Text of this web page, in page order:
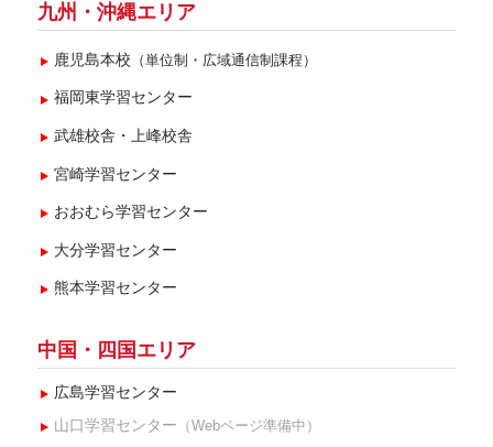
九州・沖縄エリア
鹿児島本校 （単位制・広域通信制課程）
福岡東学習センター
武雄校舎・上峰校舎
宮崎学習センター
おおむら学習センター
大分学習センター
熊本学習センター
中国・四国エリア
広島学習センター
山口学習センター （Webページ準備中）